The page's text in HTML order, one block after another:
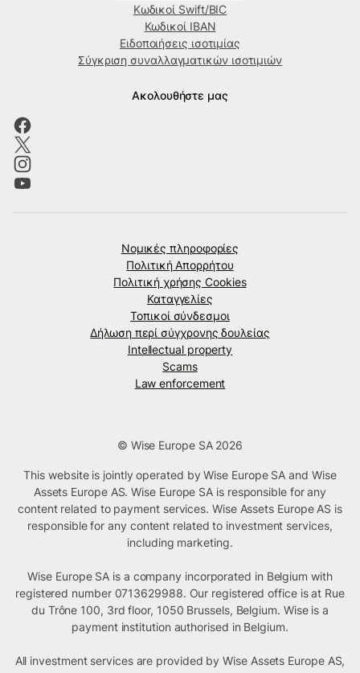
Κωδικοί Swift/BIC
Κωδικοί IBAN
Ειδοποιήσεις ισοτιμίας
Σύγκριση συναλλαγματικών ισοτιμιών
Ακολουθήστε μας
Νομικές πληροφορίες
Πολιτική Απορρήτου
Πολιτική χρήσης Cookies
Καταγγελίες
Τοπικοί σύνδεσμοι
Δήλωση περί σύγχρονης δουλείας
Intellectual property
Scams
Law enforcement
© Wise Europe SA 2026
This website is jointly operated by Wise Europe SA and Wise
Assets Europe AS. Wise Europe SA is responsible for any
content related to payment services. Wise Assets Europe AS is
responsible for any content related to investment services,
including marketing.
Wise Europe SA is a company incorporated in Belgium with
registered number 0713629988. Our registered office is at Rue
du Trône 100, 3rd floor, 1050 Brussels, Belgium. Wise is a
payment institution authorised in Belgium.
All investment services are provided by Wise Assets Europe AS,